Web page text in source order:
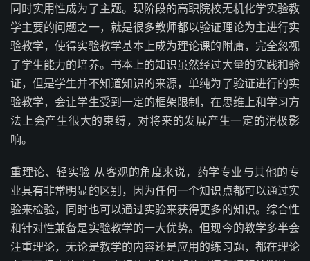
同时实用性成为了主题。现阶段的高职院校无机化学实验教
学主要的问题之一，就是很多教师都以验证理论为主进行实
验教学，使得实验教学基本上成为理论课的附庸，完全忽视
了学生能力的培养。书本上的知识虽然经过大量的实践和验
证，但是学生并不知道知识的来源，单纯为了验证进行的实
验教学，会让学生受到一定的框架限制，在思维上和学习方
法上会产生很大的束缚，对将来的发展产生一定的消极影
响。
重理论、轻实验 从客观的角度来说，药学专业与其他的专
业具有非常明显的区别，因为任何一个知识点都可以通过实
验来检验，同时也可以通过实验来获得更多的知识。综合性
和针对性兼备是实验教学的一大优势。但现今的教学多半会
注重理论，无论是教学的内容还是应用的练习题，都在理论